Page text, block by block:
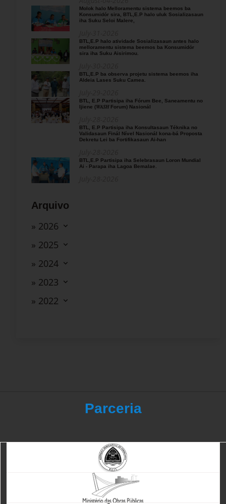
Molok halo Melloramentu sistema beemos ba
Konsumidór sira, BTL,E.P halo uluk Sosializasaun
iha Suku Seloi Malere,
BTL,E.P halo atividade Sosializasaun antes halo
melloramentu sistema beemos ba Konsumidór
sira iha Suku Aisirimou.
BTL,E.P ba observa projetu sistema beemos iha
Aldeia Lases Suku Camea.
BTL, E.P Partisipa iha Fórum Bee, Saneamentu no
Ijiene (𝑊𝐴𝑆𝐻 Forum) Nasionál
BTL, E.P Partisipa iha Konsultasaun Téknika no
Validasaun Finál Nível Nasionál kona-bá Proposta
Dekretu Lei ba Fortifikasaun Ai-han
BTL,E.P Partisipa iha Selebrasaun Loron Mundial
Ai - Parapa iha Lagoa Bemalae.
Arquivo
» 2026
» 2025
» 2024
» 2023
» 2022
Parceria